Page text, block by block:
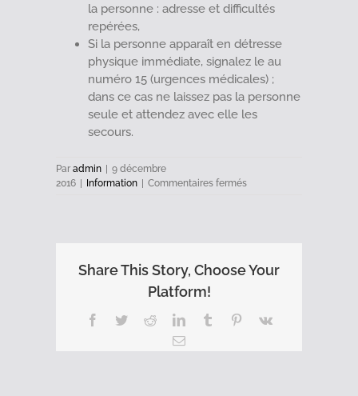
la personne : adresse et difficultés
repérées,
Si la personne apparaît en détresse
physique immédiate, signalez le au
numéro 15 (urgences médicales) ;
dans ce cas ne laissez pas la personne
seule et attendez avec elle les
secours.
Par admin | 9 décembre
2016 | Information | Commentaires ferméssur
Share This Story, Choose Your
Platform!
Facebook
TwitterRedditLinkedInTumblr Pinterest
Vk
Email